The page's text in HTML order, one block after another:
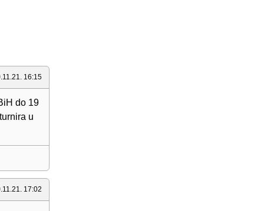
16:15
do 19
u
17:02